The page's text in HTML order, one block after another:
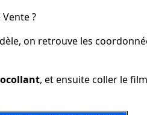
?
on retrouve les
, et ensuite coller le